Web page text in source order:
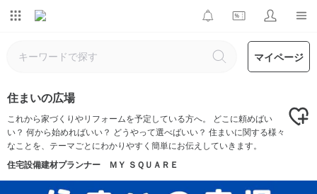
マイページ
住まいの広場
これから家づくりやリフォームを予定している方へ。 どこに頼めばい
い？ 何から始めればいい？ どうやって選べばいい？ 住まいに関する様々
なことを、テーマごとにわかりやすく簡単にお伝えしていきます。
住宅設備建材プランナー ＭＹ ＳＱＵＡＲＥ